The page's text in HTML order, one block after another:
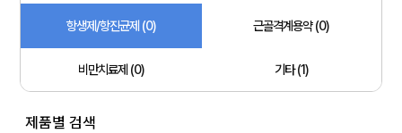
항생제/항진균제 (0) 근골격계용약 (0)
비만치료제 (0) 기타 (1)
제품별 검색